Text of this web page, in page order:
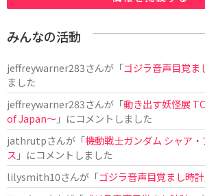
みんなの活動
jeffreywarner283さんが「ゴジラ音声目覚ま
ました
jeffreywarner283さんが「動き出す妖怪展
of Japan〜」にコメントしました
jathrutpさんが「機動戦士ガンダム シャア
ス 」にコメントしました
lilysmith10さんが「ゴジラ音声目覚まし時計